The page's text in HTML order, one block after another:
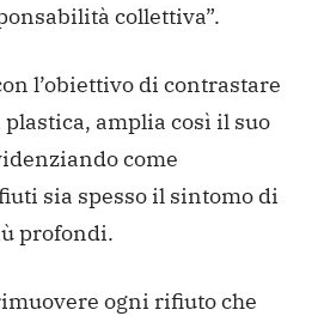
collettiva”.
l’obiettivo di contrastare
amplia così il suo
come
sia spesso il sintomo di
profondi.
ogni rifiuto che